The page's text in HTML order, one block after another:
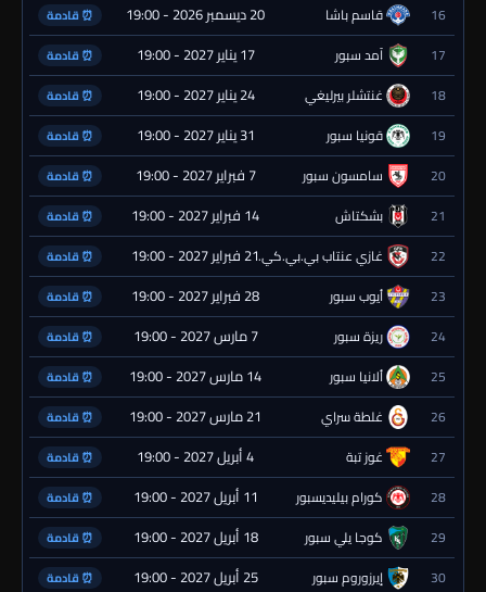
16 قاسم باشا 20 ديسمبر 2026 - 19:00 ⏰ قادمة
17 آمد سبور 17 يناير 2027 - 19:00 ⏰ قادمة
18 غنتشلر بيرليغي 24 يناير 2027 - 19:00 ⏰ قادمة
19 قونيا سبور 31 يناير 2027 - 19:00 ⏰ قادمة
20 سامسون سبور 7 فبراير 2027 - 19:00 ⏰ قادمة
21 بشكتاش 14 فبراير 2027 - 19:00 ⏰ قادمة
22 غازي عنتاب بي.بي.كي.21 فبراير 2027 - 19:00 ⏰ قادمة
23 أيوب سبور 28 فبراير 2027 - 19:00 ⏰ قادمة
24 ريزة سبور 7 مارس 2027 - 19:00 ⏰ قادمة
25 ألانيا سبور 14 مارس 2027 - 19:00 ⏰ قادمة
26 غلطة سراي 21 مارس 2027 - 19:00 ⏰ قادمة
27 غوز تبة 4 أبريل 2027 - 19:00 ⏰ قادمة
28 كورام بيليديسبور 11 أبريل 2027 - 19:00 ⏰ قادمة
29 كوجا يلي سبور 18 أبريل 2027 - 19:00 ⏰ قادمة
30 إيرزوروم سبور 25 أبريل 2027 - 19:00 ⏰ قادمة